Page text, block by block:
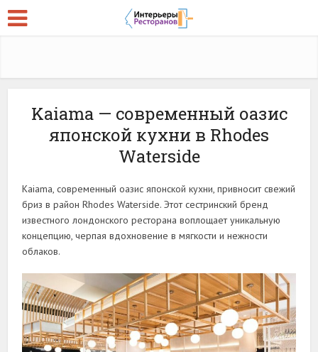
Kaiama — современный оазис
японской кухни в Rhodes
Waterside
Kaiama, современный оазис японской кухни, привносит свежий
бриз в район Rhodes Waterside. Этот сестринский бренд
известного лондонского ресторана воплощает уникальную
концепцию, черпая вдохновение в мягкости и нежности
облаков.